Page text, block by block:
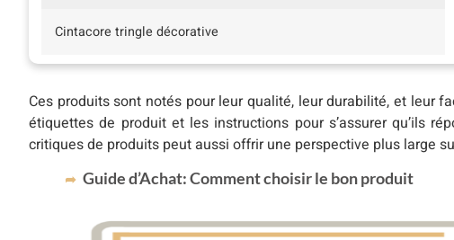
Cintacore tringle décorative
Ces produits sont notés pour leur qualité, leur durabilité, et leur
étiquettes de produit et les instructions pour s’assurer qu’ils
critiques de produits peut aussi offrir une perspective plus large
Guide d’Achat: Comment choisir le bon produit